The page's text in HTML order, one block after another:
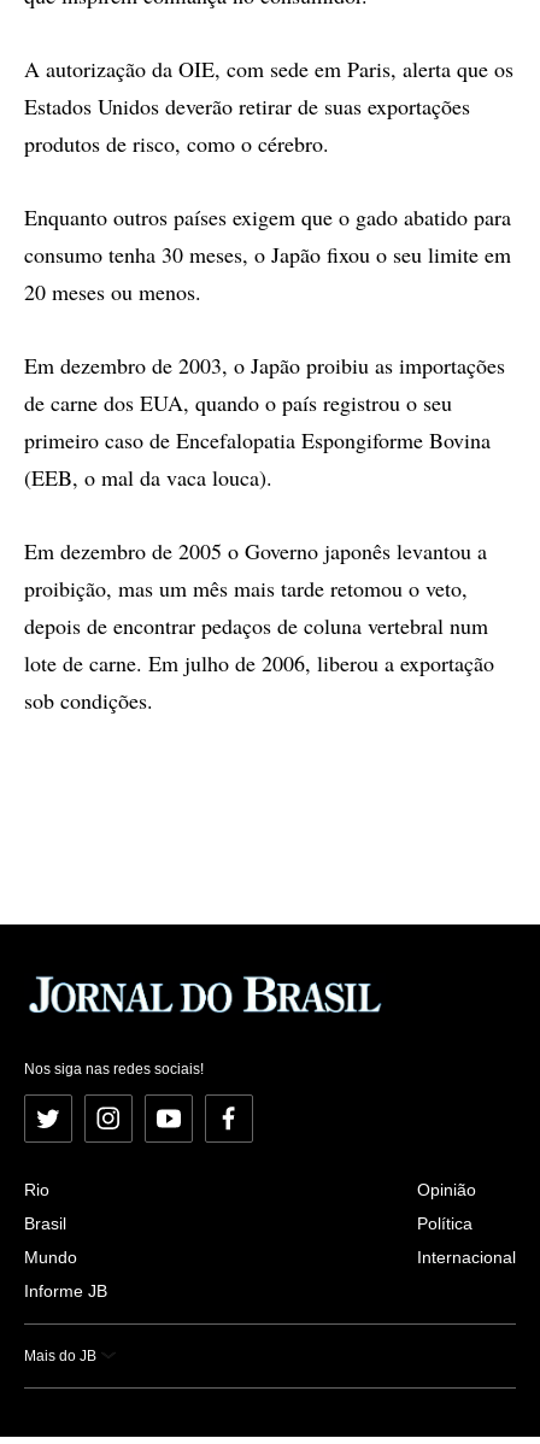
A autorização da OIE, com sede em Paris, alerta que os
Estados Unidos deverão retirar de suas exportações
produtos de risco, como o cérebro.
Enquanto outros países exigem que o gado abatido para
consumo tenha 30 meses, o Japão fixou o seu limite em
20 meses ou menos.
Em dezembro de 2003, o Japão proibiu as importações
de carne dos EUA, quando o país registrou o seu
primeiro caso de Encefalopatia Espongiforme Bovina
(EEB, o mal da vaca louca).
Em dezembro de 2005 o Governo japonês levantou a
proibição, mas um mês mais tarde retomou o veto,
depois de encontrar pedaços de coluna vertebral num
lote de carne. Em julho de 2006, liberou a exportação
sob condições.
Nos siga nas redes sociais!
Twitter InstagramYouTubeFacebook
Rio
Brasil
Mundo
Informe JB
Opinião
Política
Internacional
Mais do JB
Esportes